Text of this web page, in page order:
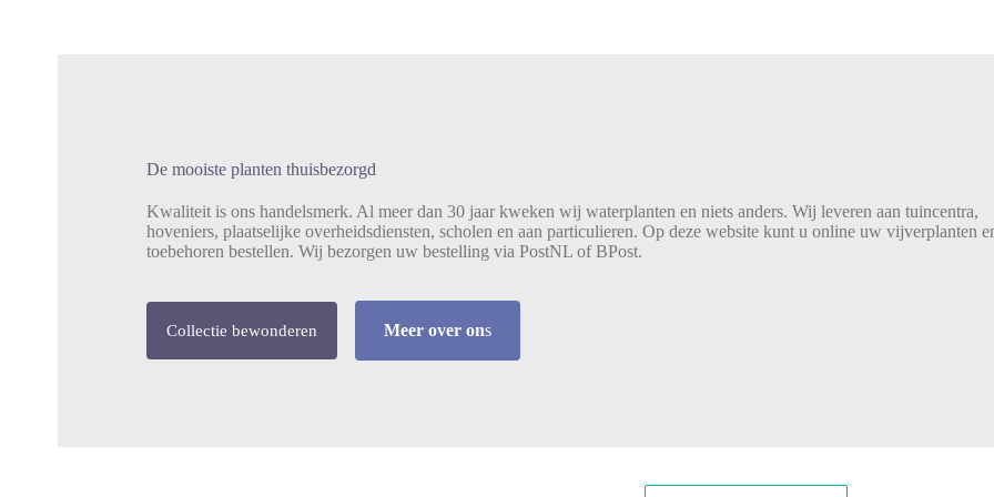
De mooiste planten thuisbezorgd
Kwaliteit is ons handelsmerk. Al meer dan 30 jaar kweken wij waterplanten en niets anders. Wij leveren aan tuincentra,
hoveniers, plaatselijke overheidsdiensten, scholen en aan particulieren. Op deze website kunt u online uw vijverplanten
toebehoren bestellen. Wij bezorgen uw bestelling via PostNL of BPost.
Collectie bewonderen Meer over ons